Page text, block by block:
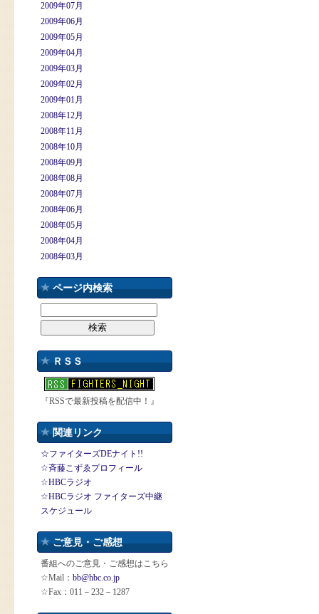
2009年07月
2009年06月
2009年05月
2009年04月
2009年03月
2009年02月
2009年01月
2008年12月
2008年11月
2008年10月
2008年09月
2008年08月
2008年07月
2008年06月
2008年05月
2008年04月
2008年03月
ページ内検索
ＲＳＳ
『RSSで最新投稿を配信中！』
関連リンク
☆ファイターズDEナイト!!
☆斉藤こずゑプロフィール
☆HBCラジオ
☆HBCラジオ ファイターズ中継
スケジュール
ご意見・ご感想
番組へのご意見・ご感想はこちら
☆Mail： bb@hbc.co.jp
☆Fax：011－232－1287